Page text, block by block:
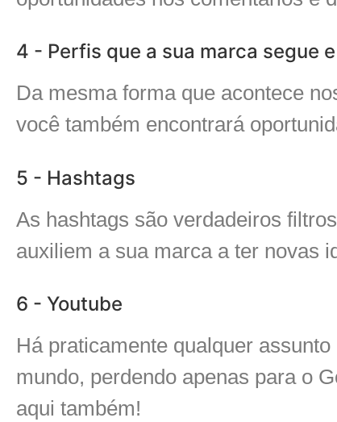
4 - Perfis que a sua marca segue
Da mesma forma que acontece
você também encontrará
5 - Hashtags
As hashtags são verdadeiros
auxiliem a sua marca a ter novas
6 - Youtube
Há praticamente qualquer
mundo, perdendo apenas para o
aqui também!